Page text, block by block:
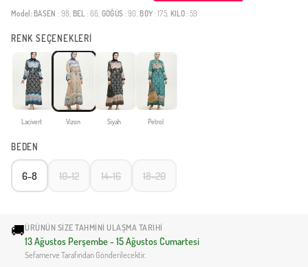
Model: BASEN : 98, BEL : 66, GÖĞÜS : 90, BOY : 175, KILO: 59
RENK SEÇENEKLERİ
Lacivert Vizon Siyah Petrol
BEDEN
6-8 10-12 14-16 18-20
🚚ÜRÜNÜN SIZE TAHMINI ULAŞMA TARIHI
13 Ağustos Perşembe - 15 Ağustos Cumartesi
Sefamerve Tarafından Gönderilecektir.